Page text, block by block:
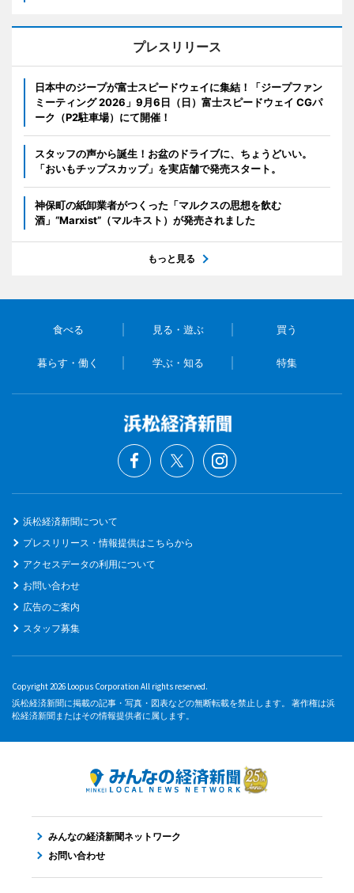
プレスリリース
日本中のジープが富士スピードウェイに集結！「ジープファン
ミーティング 2026」9月6日（日）富士スピードウェイ CGパ
ーク（P2駐車場）にて開催！
スタッフの声から誕生！お盆のドライブに、ちょうどいい。
「おいもチップスカップ」を実店舗で発売スタート。
神保町の紙卸業者がつくった「マルクスの思想を飲む
酒」“Marxist”（マルキスト）が発売されました
もっと見る
食べる 見る・遊ぶ 買う
暮らす・働く 学ぶ・知る 特集
浜松経済新聞について
プレスリリース・情報提供はこちらから
アクセスデータの利用について
お問い合わせ
広告のご案内
スタッフ募集
Copyright 2026 Loopus Corporation All rights reserved.
浜松経済新聞に掲載の記事・写真・図表などの無断転載を禁止します。 著作権は浜
松経済新聞またはその情報提供者に属します。
みんなの経済新聞ネットワーク
お問い合わせ